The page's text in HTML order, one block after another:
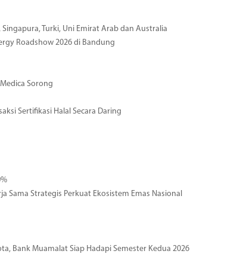
Turki, Uni Emirat Arab dan Australia
Roadshow 2026 di Bandung
Sorong
Sertifikasi Halal Secara Daring
Sama Strategis Perkuat Ekosistem Emas Nasional
Bank Muamalat Siap Hadapi Semester Kedua 2026